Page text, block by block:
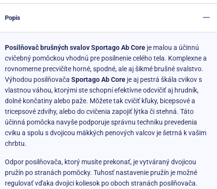
Popis
Posilňovač brušných svalov Sportago Ab Core je malou a účinnú
cvičebný pomôckou vhodnú pre posilnenie celého tela. Komplexne a
rovnomerne precvičíte horné, spodné, ale aj šikmé brušné svalstvo.
Výhodou posilňovača Sportago Ab Core je aj pestrá škála cvikov s
vlastnou váhou, ktorými ste schopní efektívne odcvičiť aj hrudník,
dolné končatiny alebo paže. Môžete tak cvičiť kľuky, bicepsové a
tricepsové zdvihy, alebo do cvičenia zapojiť lýtka či stehná. Táto
účinná pomôcka navyše podporuje správnu techniku ​​prevedenia
cviku a spolu s dvojicou mäkkých penových valcov je šetrná k vašim
chrbtu.
Odpor posilňovača, ktorý musíte prekonať, je vytváraný dvojicou
pružín po stranách pomôcky. Tuhosť nastavenie pružín je možné
regulovať vďaka dvojici koliesok po oboch stranách posilňovača.